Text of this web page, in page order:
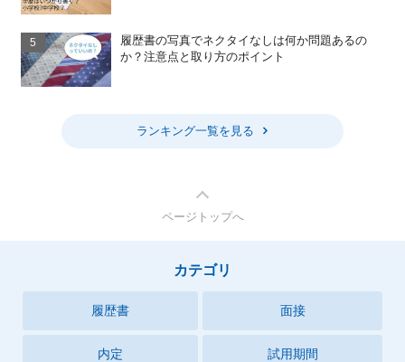
履歴書の写真でネクタイなしは何か問題あるの
か？注意点と取り方のポイント
ランキング一覧を見る
ページトップへ
カテゴリ
履歴書 面接
内定 試用期間